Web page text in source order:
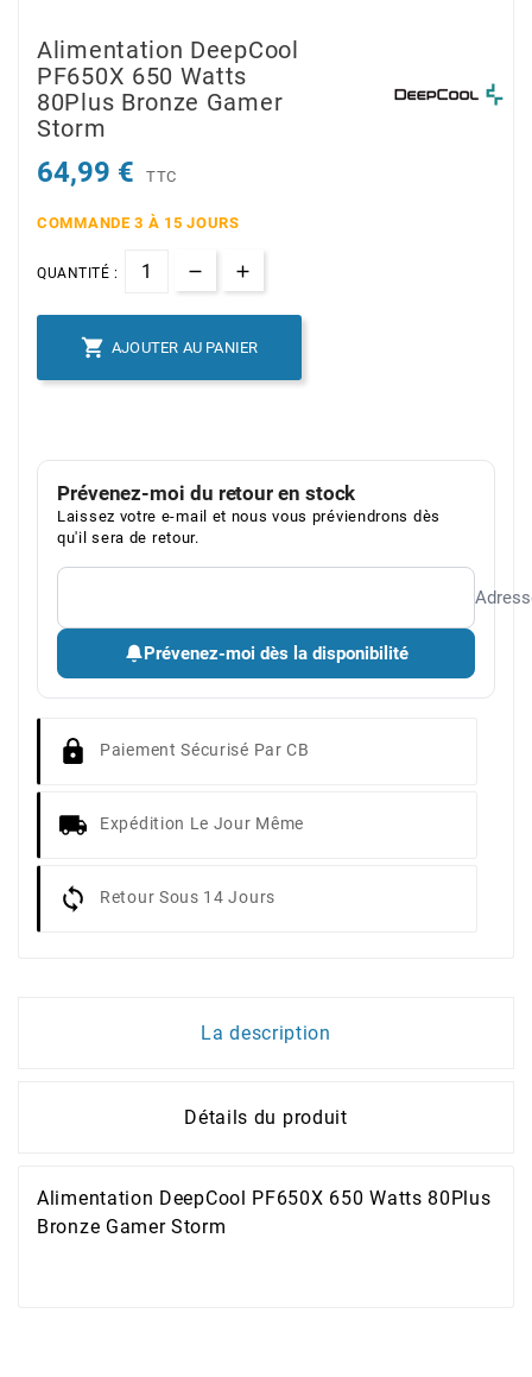
Alimentation DeepCool
PF650X 650 Watts
80Plus Bronze Gamer
Storm
64,99 € TTC
COMMANDE 3 À 15 JOURS
QUANTITÉ :
 AJOUTER AU PANIER
Prévenez-moi du retour en stock
Laissez votre e-mail et nous vous préviendrons dès
qu'il sera de retour.
Prévenez-moi dès la disponibilité
Paiement Sécurisé Par CB
Expédition Le Jour Même
Retour Sous 14 Jours
La description
Détails du produit
Alimentation DeepCool PF650X 650 Watts 80Plus
Bronze Gamer Storm